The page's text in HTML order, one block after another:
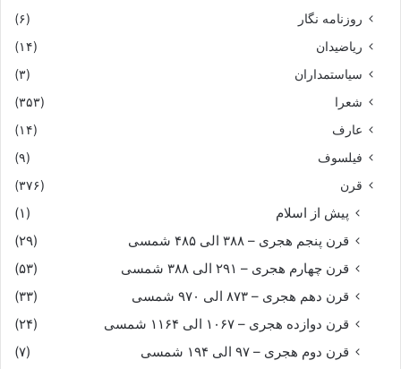
روزنامه نگار
(۶)
ریاضیدان
(۱۴)
سیاستمداران
(۳)
شعرا
(۳۵۳)
عارف
(۱۴)
فیلسوف
(۹)
قرن
(۳۷۶)
پیش از اسلام
(۱)
قرن پنجم هجری – ۳۸۸ الی ۴۸۵ شمسی
(۲۹)
قرن چهارم هجری – ۲۹۱ الی ۳۸۸ شمسی
(۵۳)
قرن دهم هجری – ۸۷۳ الی ۹۷۰ شمسی
(۳۳)
قرن دوازده هجری – ۱۰۶۷ الی ۱۱۶۴ شمسی
(۲۴)
قرن دوم هجری – ۹۷ الی ۱۹۴ شمسی
(۷)